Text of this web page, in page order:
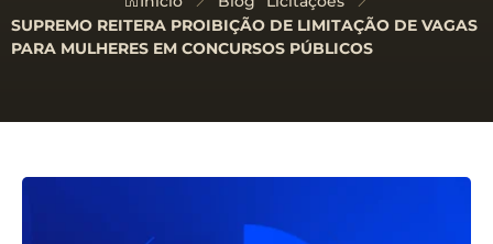
SUPREMO REITERA PROIBIÇÃO DE LIMITAÇÃO DE VAGAS
PARA MULHERES EM CONCURSOS PÚBLICOS